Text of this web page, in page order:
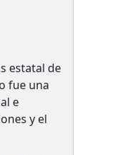
estatal de
fue una
e
y el